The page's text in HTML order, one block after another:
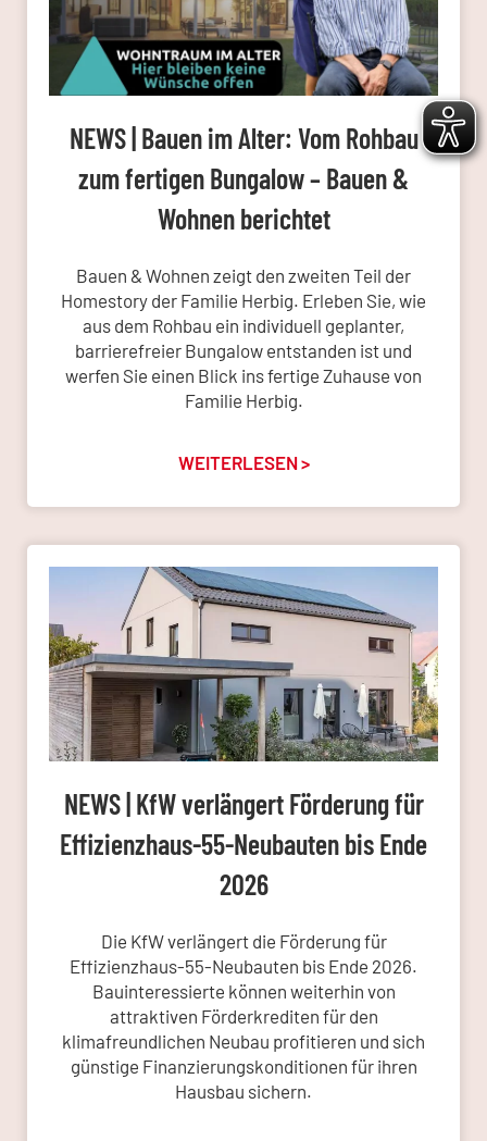
NEWS | Bauen im Alter: Vom Rohbau
zum fertigen Bungalow – Bauen &
Wohnen berichtet
Bauen & Wohnen zeigt den zweiten Teil der
Homestory der Familie Herbig. Erleben Sie, wie
aus dem Rohbau ein individuell geplanter,
barrierefreier Bungalow entstanden ist und
werfen Sie einen Blick ins fertige Zuhause von
Familie Herbig.
WEITERLESEN >
NEWS | KfW verlängert Förderung für
Effizienzhaus-55-Neubauten bis Ende
2026
Die KfW verlängert die Förderung für
Effizienzhaus-55-Neubauten bis Ende 2026.
Bauinteressierte können weiterhin von
attraktiven Förderkrediten für den
klimafreundlichen Neubau profitieren und sich
günstige Finanzierungskonditionen für ihren
Hausbau sichern.